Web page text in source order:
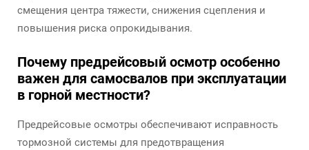
смещения центра тяжести, снижения сцепления и
повышения риска опрокидывания.
Почему предрейсовый осмотр особенно
важен для самосвалов при эксплуатации
в горной местности?
Предрейсовые осмотры обеспечивают исправность
тормозной системы для предотвращения